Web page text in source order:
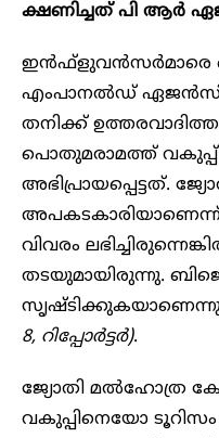
ക്ഷണിച്ചത് പി ആർ
എംപാനൽഡ്
തനിക്ക്
പൊതുമരാമത്ത് വകുപ്പ്
അഭിപ്രായപ്പെട്ടത്.
വിവരം
തടയുമായിരുന്നു.
8, റിപ്പോർട്ടർ).
ജ്യോതി മൽഹോത്ര
വകുപ്പിനെയോ ടൂറിസം